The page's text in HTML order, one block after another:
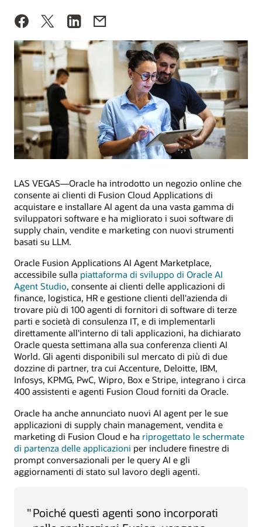
LAS VEGAS—Oracle ha introdotto un negozio online che
consente ai clienti di Fusion Cloud Applications di
acquistare e installare AI agent da una vasta gamma di
sviluppatori software e ha migliorato i suoi software di
supply chain, vendite e marketing con nuovi strumenti
basati su LLM.
Oracle Fusion Applications AI Agent Marketplace,
accessibile sulla piattaforma di sviluppo di Oracle AI
Agent Studio, consente ai clienti delle applicazioni di
finance, logistica, HR e gestione clienti dell'azienda di
trovare più di 100 agenti di fornitori di software di terze
parti e società di consulenza IT, e di implementarli
direttamente all'interno di tali applicazioni, ha dichiarato
Oracle questa settimana alla sua conferenza clienti AI
World. Gli agenti disponibili sul mercato di più di due
dozzine di partner, tra cui Accenture, Deloitte, IBM,
Infosys, KPMG, PwC, Wipro, Box e Stripe, integrano i circa
400 assistenti e agenti Fusion Cloud forniti da Oracle.
Oracle ha anche annunciato nuovi AI agent per le sue
applicazioni di supply chain management, vendita e
marketing di Fusion Cloud e ha riprogettato le schermate
di partenza delle applicazioni per includere finestre di
prompt conversazionali per le query AI e gli
aggiornamenti di stato sul lavoro degli agenti.
"Poiché questi agenti sono incorporati